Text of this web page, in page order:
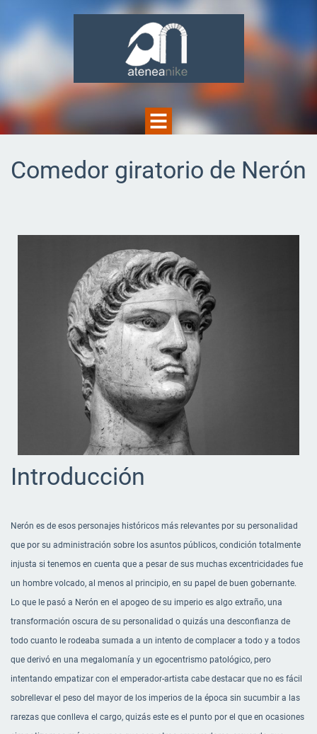
Comedor giratorio de Nerón
Introducción
Nerón es de esos personajes históricos más relevantes por su personalidad
que por su administración sobre los asuntos públicos, condición totalmente
injusta si tenemos en cuenta que a pesar de sus muchas excentricidades fue
un hombre volcado, al menos al principio, en su papel de buen gobernante.
Lo que le pasó a Nerón en el apogeo de su imperio es algo extraño, una
transformación oscura de su personalidad o quizás una desconfianza de
todo cuanto le rodeaba sumada a un intento de complacer a todo y a todos
que derivó en una megalomanía y un egocentrismo patológico, pero
intentando empatizar con el emperador-artista cabe destacar que no es fácil
sobrellevar el peso del mayor de los imperios de la época sin sucumbir a las
rarezas que conlleva el cargo, quizás este es el punto por el que en ocasiones